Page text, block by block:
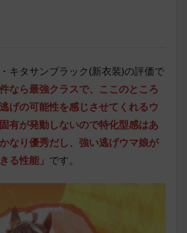
キタサンブラック(新衣装)の評価で
なら最強クラスで、ここのところ
げの可能性を感じさせてくれるウ
有が発動しないので特化型感はあ
なり優秀だし、強い逃げウマ娘が
る性能」 です。